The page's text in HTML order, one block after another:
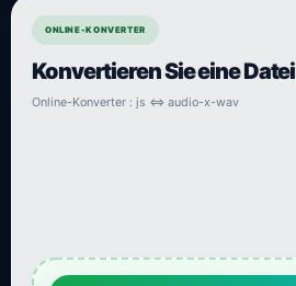
ONLINE-KONVERTER
Konvertieren Sie eine Datei
Online-Konverter : js ⇔ audio-x-wav